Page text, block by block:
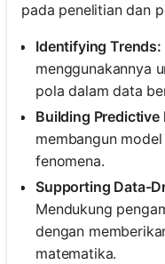
pada penelitian dan
Identifying Trends:
menggunakannya
pola dalam data
Building Predictive
membangun
fenomena.
Supporting Data-
Mendukung
dengan
matematika.